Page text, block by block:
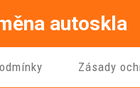
autoskla
Zásady